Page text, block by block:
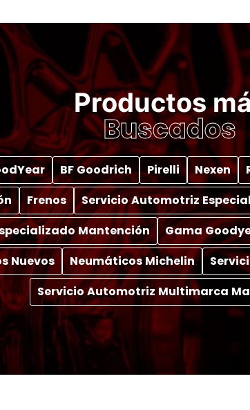
Productos
Buscados
BF Goodrich Pirelli Nexen
Frenos Servicio Automotriz
Mantención Gama
Nuevos
Neumáticos Michelin
Servicio Automotriz Multimarca